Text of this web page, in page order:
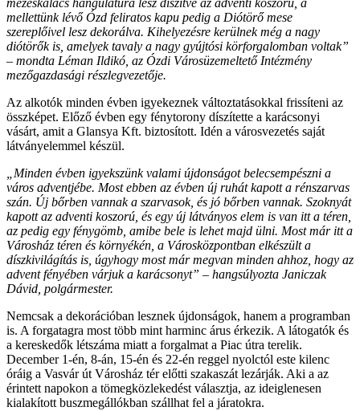
mézeskalács hangulatúra lesz díszítve az adventi koszorú, a
mellettünk lévő Ózd feliratos kapu pedig a Diótörő mese
szereplőivel lesz dekorálva. Kihelyezésre kerülnek még a nagy
diótörők is, amelyek tavaly a nagy gyújtósi körforgalomban voltak”
– mondta Léman Ildikó, az Ózdi Városüzemeltető Intézmény
mezőgazdasági részlegvezetője.
Az alkotók minden évben igyekeznek változtatásokkal frissíteni az
összképet. Előző évben egy fénytorony díszítette a karácsonyi
vásárt, amit a Glansya Kft. biztosított. Idén a városvezetés saját
látványelemmel készül.
„Minden évben igyekszünk valami újdonságot belecsempészni a
város adventjébe. Most ebben az évben új ruhát kapott a rénszarvas
szán. Új bőrben vannak a szarvasok, és jó bőrben vannak. Szoknyát
kapott az adventi koszorú, és egy új látványos elem is van itt a téren,
az pedig egy fénygömb, amibe bele is lehet majd ülni. Most már itt a
Városház téren és környékén, a Városközpontban elkészült a
díszkivilágítás is, úgyhogy most már megvan minden ahhoz, hogy az
advent fényében várjuk a karácsonyt” – hangsúlyozta Janiczak
Dávid, polgármester.
Nemcsak a dekorációban lesznek újdonságok, hanem a programban
is. A forgatagra most több mint harminc árus érkezik. A látogatók és
a kereskedők létszáma miatt a forgalmat a Piac útra terelik.
December 1-én, 8-án, 15-én és 22-én reggel nyolctól este kilenc
óráig a Vasvár út Városház tér előtti szakaszát lezárják. Aki a az
érintett napokon a tömegközlekedést választja, az ideiglenesen
kialakított buszmegállókban szállhat fel a járatokra.